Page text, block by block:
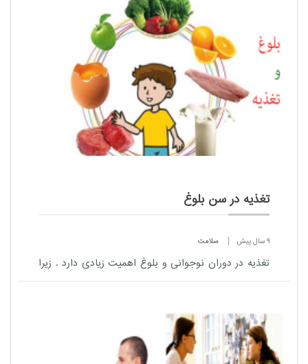
تغذیه در سن بلوغ
9 سال پیش سلامت
تغذیه در دوران نوجوانی و بلوغ اهمیت زیادی دارد . زیرا